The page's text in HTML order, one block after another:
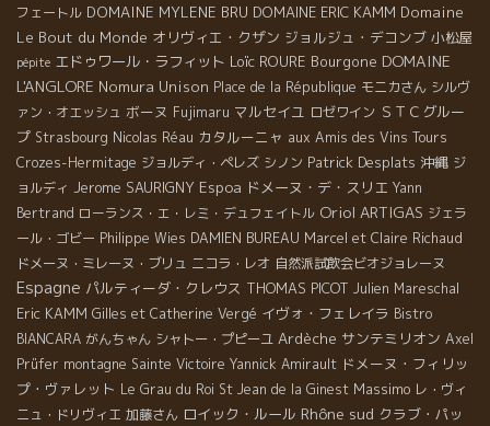
フェートル DOMAINE MYLENE BRU DOMAINE ERIC KAMM Domaine
Le Bout du Monde オリヴィエ・クザン ジョルジュ・デコンブ 小松屋
pépite エドゥワール・ラフィット Loïc ROURE Bourgone DOMAINE
L'ANGLORE Nomura Unison Place de la République モニカさん シルヴ
ァン・オエッシュ ボーヌ Fujimaru マルセイユ ロゼワイン ＳＴＣグルー
プ Strasbourg Nicolas Réau カタルーニャ aux Amis des Vins Tours
Crozes-Hermitage ジョルディ・ペレズ シノン Patrick Desplats 沖縄 ジ
ョルディ Jerome SAURIGNY Espoa ドメーヌ・デ・スリエ Yann
Bertrand ローランス・エ・レミ・デュフェイトル Oriol ARTIGAS ジェラ
ール・ゴビー Philippe Wies DAMIEN BUREAU Marcel et Claire Richaud
ドメーヌ・ミレーヌ・ブリュ ニコラ・レオ 自然派試飲会ビオジョレーヌ
Espagne パルティーダ・クレウス THOMAS PICOT Julien Mareschal
Eric KAMM Gilles et Catherine Vergé イヴォ・フェレイラ Bistro
BIANCARA がんちゃん シャトー・プピーユ Ardèche サンテミリオン Axel
Prüfer montagne Sainte Victoire Yannick Amirault ドメーヌ・フィリッ
プ・ヴァレット Le Grau du Roi St Jean de la Ginest Massimo レ・ヴィ
ニュ・ドリヴィエ 加藤さん ロイック・ルール Rhône sud クラブ・パッ